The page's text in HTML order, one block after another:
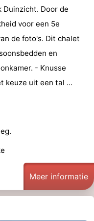
Duinzicht. Door de
voor een 5e
de foto's. Dit chalet
en
- Knusse
keuze uit een tal ...
Meer informatie